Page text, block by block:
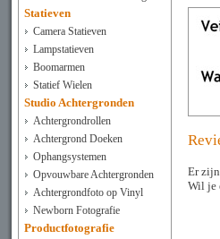
Statieven
Camera Statieven
Lampstatieven
Boomarmen
Statief Wielen
Studio Achtergronden
Achtergrondrollen
Achtergrond Doeken
Ophangsystemen
Opvouwbare Achtergronden
Achtergrondfoto op Vinyl
Newborn Fotografie
Productfotografie
Er
Wil je